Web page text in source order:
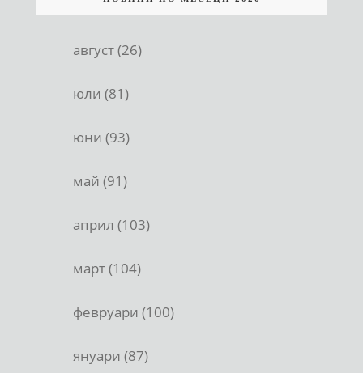
август (26)
юли (81)
юни (93)
май (91)
април (103)
март (104)
февруари (100)
януари (87)